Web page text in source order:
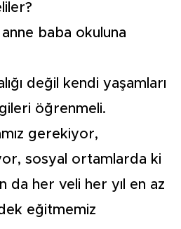
baba okuluna
değil kendi yaşamları
öğrenmeli.
gerekiyor,
sosyal ortamlarda ki
da her veli her yıl en az
eğitmemiz